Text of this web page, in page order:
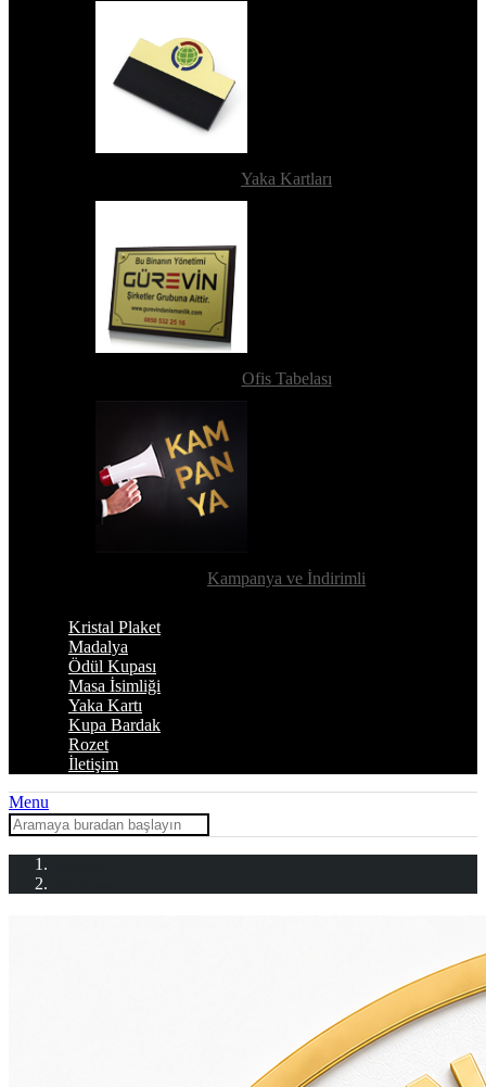
Yaka Kartları
Ofis Tabelası
Kampanya ve İndirimli
Kristal Plaket
Madalya
Ödül Kupası
Masa İsimliği
Yaka Kartı
Kupa Bardak
Rozet
İletişim
Menu